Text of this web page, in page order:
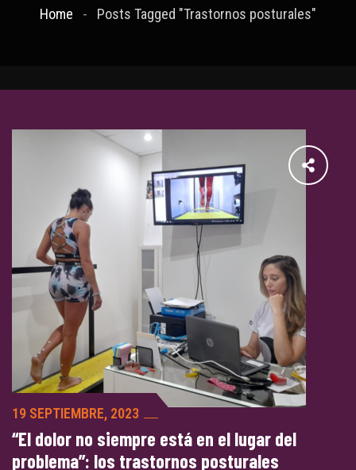
Home Posts Tagged "Trastornos posturales"
19 SEPTIEMBRE, 2023
“El dolor no siempre está en el lugar del
problema”: los trastornos posturales